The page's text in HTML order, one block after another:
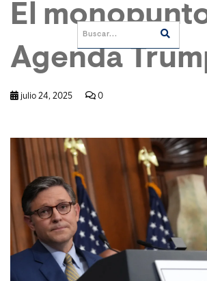
El
Agenda
julio 24, 2025 0